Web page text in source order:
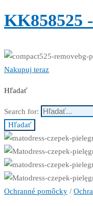
KK858525
Nakupuj teraz
Hľadať
Search for:
Hľadať
Ochranné pomôcky /